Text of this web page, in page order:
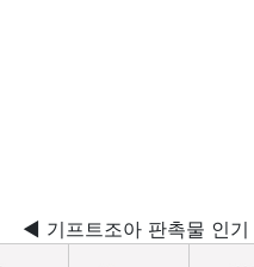
◀ 기프트조아 판촉물 인